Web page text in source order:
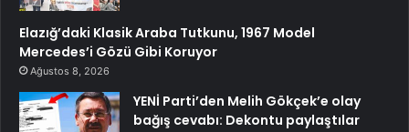
Elazığ’daki Klasik Araba Tutkunu, 1967 Model
Mercedes’i Gözü Gibi Koruyor
Ağustos 8, 2026
YENİ Parti’den Melih Gökçek’e olay
bağış cevabı: Dekontu paylaştılar